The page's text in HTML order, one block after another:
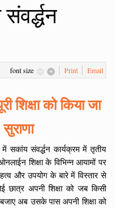
font size Print Email
को किया जा
सकांय संवर्द्धन कार्यक्रम में तृतीय
शिक्षा के विभिन्न आयामों पर
और उपयोग के बारे में विस्तार से
अपनी शिक्षा को जब किसी
अब उसके पास अपनी शिक्षा को